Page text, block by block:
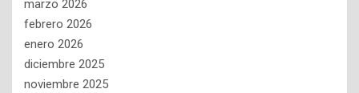
marzo 2026
febrero 2026
enero 2026
diciembre 2025
noviembre 2025